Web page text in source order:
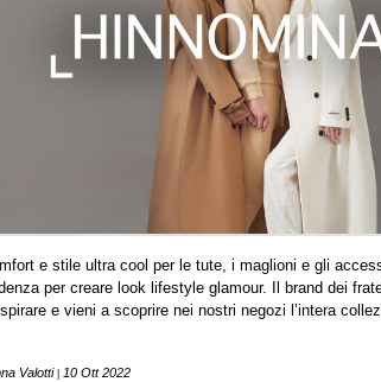
e stile ultra cool per le tute, i maglioni e gli
per creare look lifestyle glamour. Il brand dei
e vieni a scoprire nei nostri negozi l’intera
Valotti 10 Ott 2022